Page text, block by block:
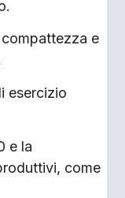
e
esercizio
e la
come